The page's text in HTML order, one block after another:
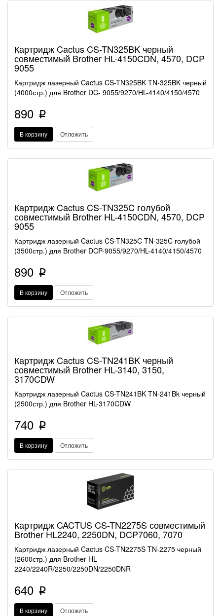
Картридж Cactus CS-TN325BK черный
совместимый Brother HL-4150CDN, 4570, DCP
9055
Картридж лазерный Cactus CS-TN325BK TN-325BK черный
(4000стр.) для Brother DC- 9055/9270/HL-4140/4150/4570
890 p
В корзину Отложить
Картридж Cactus CS-TN325C голубой
совместимый Brother HL-4150CDN, 4570, DCP
9055
Картридж лазерный Cactus CS-TN325C TN-325C голубой
(3500стр.) для Brother DCP-9055/9270/HL-4140/4150/4570
890 p
В корзину Отложить
Картридж Cactus CS-TN241BK черный
совместимый Brother HL-3140, 3150,
3170CDW
Картридж лазерный Cactus CS-TN241BK TN-241Bk черный
(2500стр.) для Brother HL-3170CDW
740 p
В корзину Отложить
Картридж CACTUS CS-TN2275S совместимый
Brother HL2240, 2250DN, DCP7060, 7070
Картридж лазерный Cactus CS-TN2275S TN-2275 черный
(2600стр.) для Brother HL
2240/2240R/2250/2250DN/2250DNR
640 p
В корзину Отложить